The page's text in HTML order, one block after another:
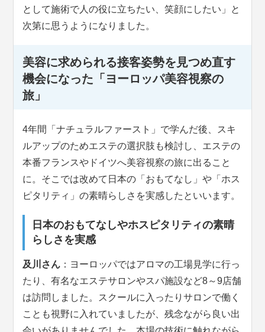
として施術で人の役に立ちたい、笑顔にしたい」と
次第に思うようになりました。
美容に求められる接客姿勢を見つめ直す
機会になった「ヨーロッパ美容視察の
旅」
4年間「ナチュラルファースト」で学んだ後、スキ
ルアップのためエステの選択肢も検討し、エステの
本番フランスやドイツへ美容視察の旅に出ること
に。そこでは改めて日本の「おもてなし」や「ホス
ピタリティ」の素晴らしさを実感したといいます。
日本のおもてなしやホスピタリティの素晴
らしさを実感
及川さん ：ヨーロッパではアロマの工場見学に行っ
たり、有名なエステサロンやスパ施設など8～9店舗
は訪問しました。スクールに入ったりサロンで働く
ことも視野に入れていましたが、残念ながら良い出